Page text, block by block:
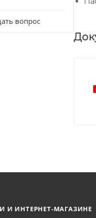
вопрос
И ИНТЕРНЕТ-МАГАЗИНЕ